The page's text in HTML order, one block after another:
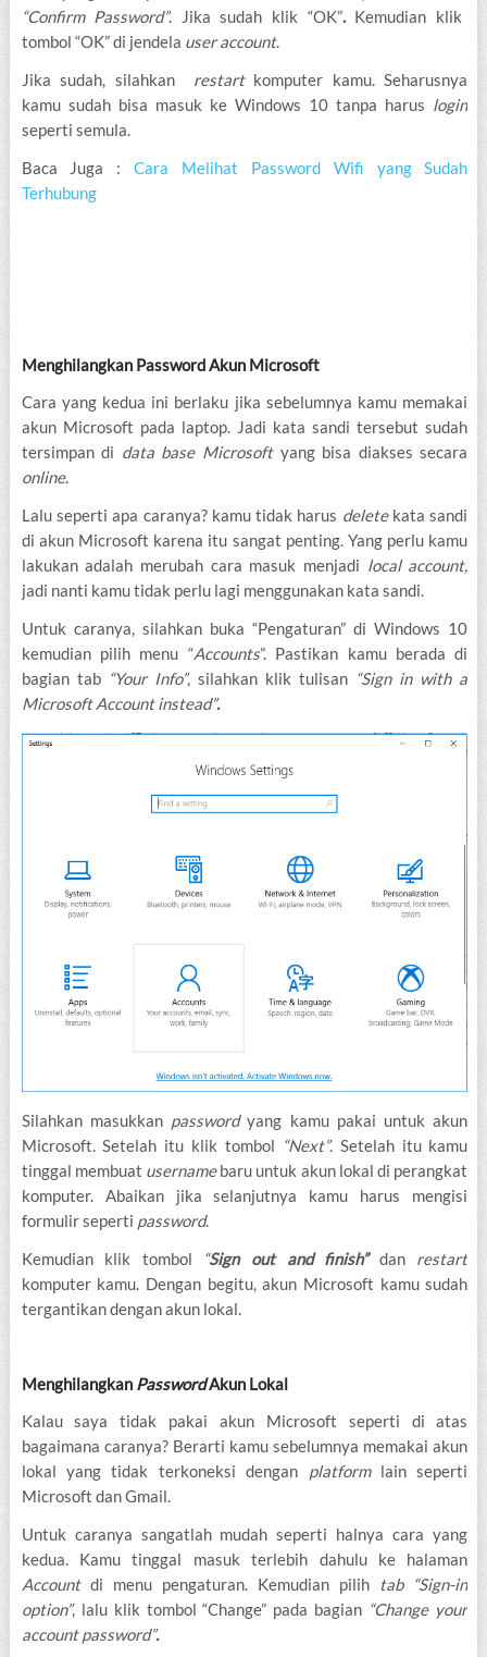
“Confirm Password”. Jika sudah klik “OK”. Kemudian klik
tombol “OK” di jendela user account.
Jika sudah, silahkan restart komputer kamu. Seharusnya
kamu sudah bisa masuk ke Windows 10 tanpa harus login
seperti semula.
Baca Juga :Cara Melihat Password Wifi yang Sudah
Terhubung
Menghilangkan Password Akun Microsoft
Cara yang kedua ini berlaku jika sebelumnya kamu memakai
akun Microsoft pada laptop. Jadi kata sandi tersebut sudah
tersimpan di data base Microsoftyang bisa diakses secara
online.
Lalu seperti apa caranya? kamu tidak harus delete kata sandi
di akun Microsoft karena itu sangat penting. Yang perlu kamu
lakukan adalah merubah cara masuk menjadi local account,
jadi nanti kamu tidak perlu lagi menggunakan kata sandi.
Untuk caranya, silahkan buka “Pengaturan” di Windows 10
kemudian pilih menu “Accounts”. Pastikan kamu berada di
bagian tab “Your Info”, silahkan klik tulisan “Sign in with a
Microsoft Account instead”.
Silahkan masukkan passwordyang kamu pakai untuk akun
Microsoft. Setelah itu klik tombol “Next”. Setelah itu kamu
tinggal membuat usernamebaru untuk akun lokal di perangkat
komputer. Abaikan jika selanjutnya kamu harus mengisi
formulir seperti password.
Kemudian klik tombol “Sign out and finish”dan restart
komputer kamu. Dengan begitu, akun Microsoft kamu sudah
tergantikan dengan akun lokal.
Menghilangkan PasswordAkun Lokal
Kalau saya tidak pakai akun Microsoft seperti di atas
bagaimana caranya? Berarti kamu sebelumnya memakai akun
lokal yang tidak terkoneksi dengan platform lain seperti
Microsoft dan Gmail.
Untuk caranya sangatlah mudah seperti halnya cara yang
kedua. Kamu tinggal masuk terlebih dahulu ke halaman
Account di menu pengaturan. Kemudian pilih tab “Sign-in
option”, lalu klik tombol “Change” pada bagian “Change your
account password”.